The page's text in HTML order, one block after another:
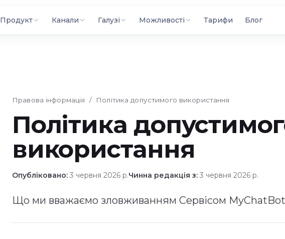
Продукт Канали Галузі Можливості Тарифи Блог
Правова інформація / Політика допустимого використання
Політика
використання
Опубліковано: 3 червня 2026 р.Чинна редакція з: 3 червня 2026 р.
Що ми вважаємо зловживанням Сервісом